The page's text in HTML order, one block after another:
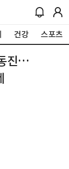
건강 스포츠
진…